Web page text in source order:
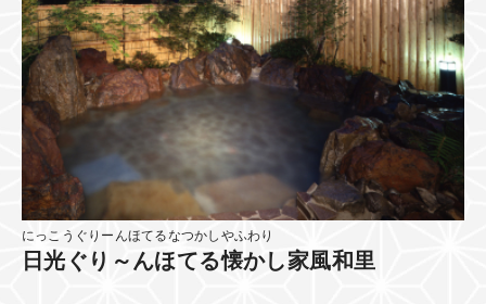
にっこうぐりーんほてるなつかしやふわり
日光ぐり～んほてる懐かし家風和里